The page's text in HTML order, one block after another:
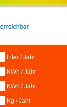
Liter / Jahr
KWh / Jahr
KWh / Jahr
Kg / Jahr